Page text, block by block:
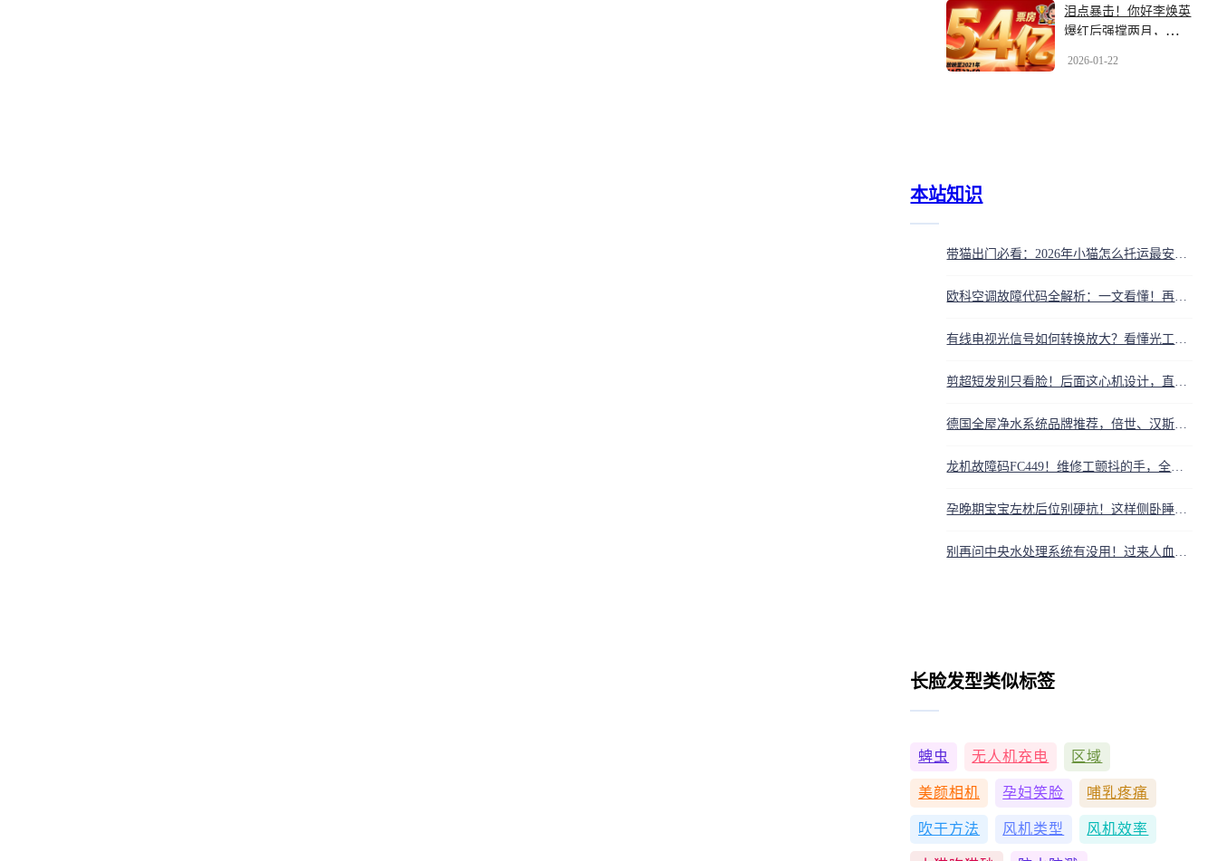
泪点暴击！你好李焕英
爆红后强撑两月，告别
2026-01-22
本站知识
长脸发型类似标签
蜱虫 无人机充电 区域
美颜相机 孕妇笑脸 哺乳疼痛
吹干方法 风机类型 风机效率